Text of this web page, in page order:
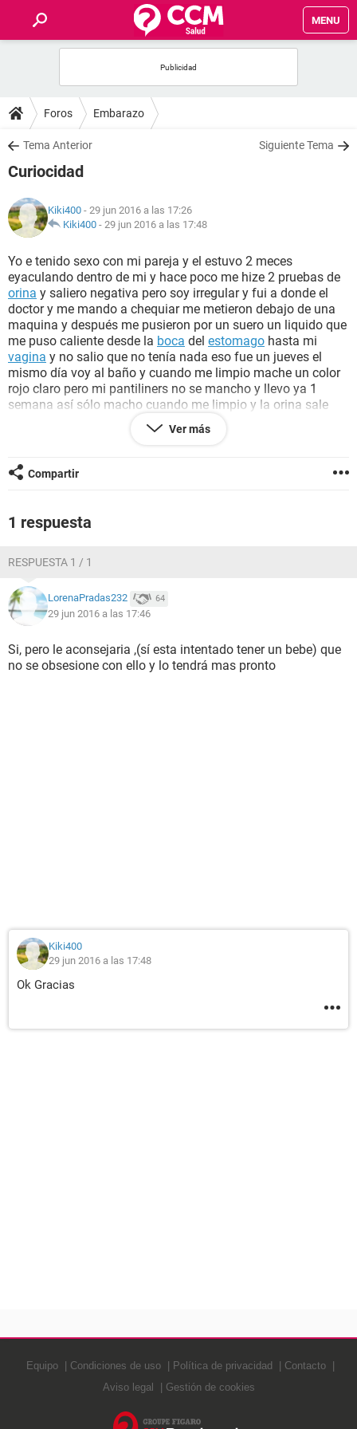
MENU
FOROS
SALUD
NUTRICIÓN
BIENESTAR
SEXUALIDAD
GLOSARIO
Foros Embarazo
Tema Anterior Siguiente Tema
Curiocidad
Kiki400 - 29 jun 2016 a las 17:26
Kiki400 - 29 jun 2016 a las 17:48
Yo e tenido sexo con mi pareja y el estuvo 2 meces
eyaculando dentro de mi y hace poco me hize 2 pruebas de
orina y saliero negativa pero soy irregular y fui a donde el
doctor y me mando a chequiar me metieron debajo de una
maquina y después me pusieron por un suero un liquido que
me puso caliente desde la boca del estomago hasta mi
vagina y no salio que no tenía nada eso fue un jueves el
mismo día voy al baño y cuando me limpio mache un color
rojo claro pero mi pantiliners no se mancho y llevo ya 1
semana así sólo macho cuando me limpio y la orina sale
y no apesta ni nada ayer tuve
relaciones con mi pareja por que no manche y el eyaculo
aún manchando?
Ver más
Compartir
1 respuesta
RESPUESTA 1 / 1
LorenaPradas232 64
29 jun 2016 a las 17:46
Si, pero le aconsejaria ,(sí esta intentado tener un bebe) que
no se obsesione con ello y lo tendrá mas pronto
Kiki400
29 jun 2016 a las 17:48
Ok Gracias
Equipo Condiciones de uso Política de privacidad
Contacto
Aviso legal
Gestión de cookies